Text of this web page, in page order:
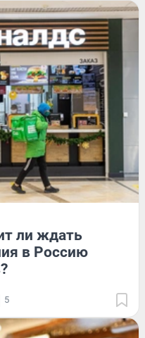
ли ждать
в Россию
5